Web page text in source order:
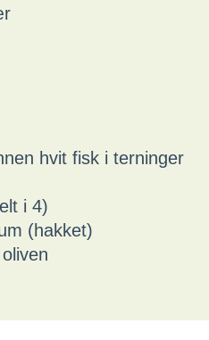
hvit fisk i terninger
i 4)
(hakket)